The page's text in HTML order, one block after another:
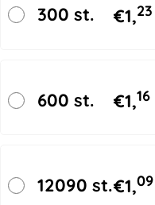
300 st. €1,23
600 st. €1,16
12090 st.€1,09